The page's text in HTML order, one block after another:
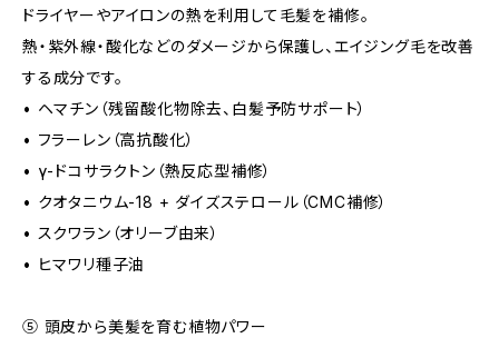
ドライヤーやアイロンの熱を利用して毛髪を補修。
熱・紫外線・酸化などのダメージから保護し、エイジング毛を改善
する成分です。
• ヘマチン（残留酸化物除去、白髪予防サポート）
• フラーレン（高抗酸化）
• γ-ドコサラクトン（熱反応型補修）
• クオタニウム-18 + ダイズステロール（CMC補修）
• スクワラン（オリーブ由来）
• ヒマワリ種子油
⑤ 頭皮から美髪を育む植物パワー